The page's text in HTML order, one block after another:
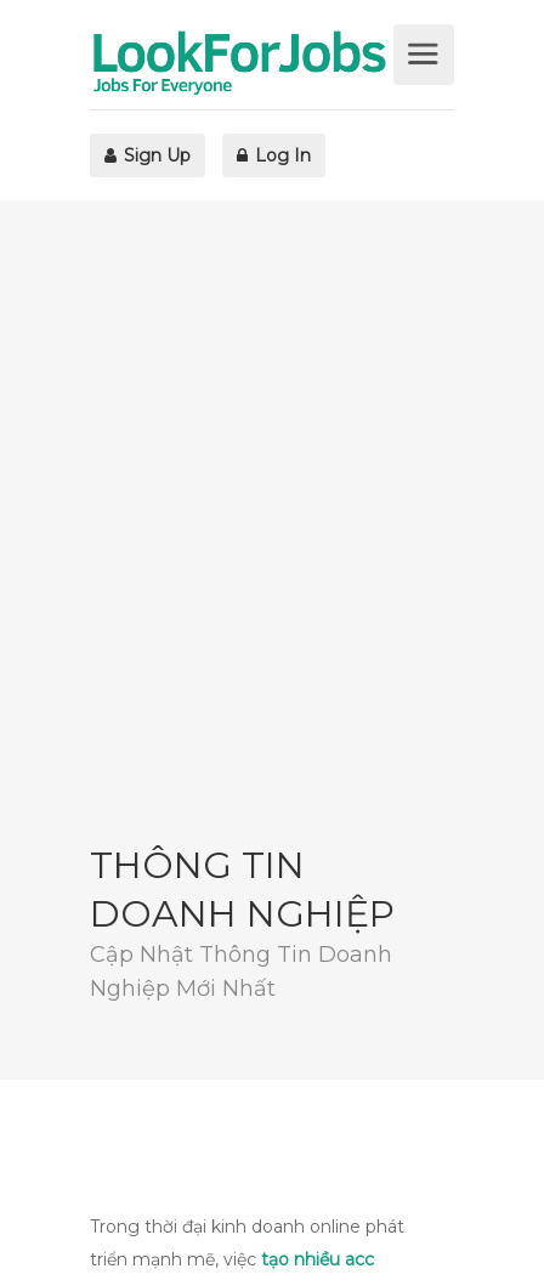
Sign Up Log In
THÔNG TIN
DOANH NGHIỆP
Cập Nhật Thông Tin Doanh
Nghiệp Mới Nhất
Trong thời đại kinh doanh online phát
triển mạnh mẽ, việc tạo nhiều acc